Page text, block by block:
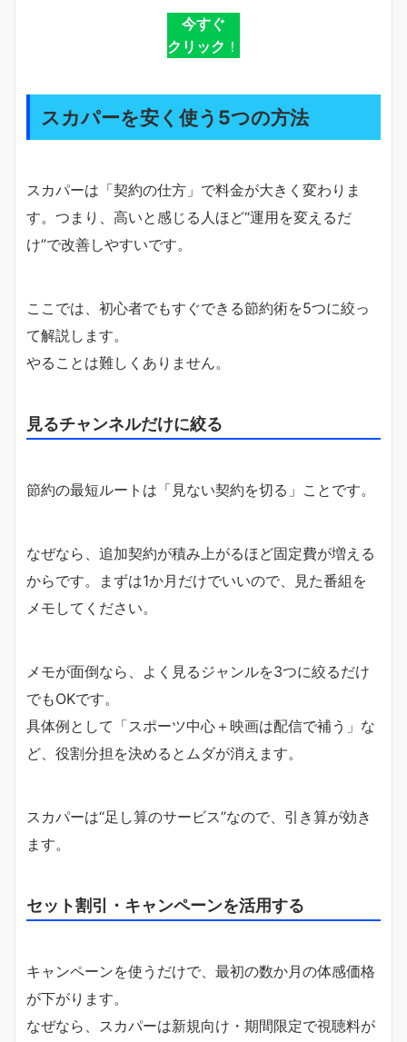
今すぐ
クリック ！
スカパーを安く使う5つの方法
スカパーは「契約の仕方」で料金が大きく変わりま
す。つまり、高いと感じる人ほど“運用を変えるだ
け”で改善しやすいです。
ここでは、初心者でもすぐできる節約術を5つに絞っ
て解説します。
やることは難しくありません。
見るチャンネルだけに絞る
節約の最短ルートは「見ない契約を切る」ことです。
なぜなら、追加契約が積み上がるほど固定費が増える
からです。まずは1か月だけでいいので、見た番組を
メモしてください。
メモが面倒なら、よく見るジャンルを3つに絞るだけ
でもOKです。
具体例として「スポーツ中心＋映画は配信で補う」な
ど、役割分担を決めるとムダが消えます。
スカパーは“足し算のサービス”なので、引き算が効き
ます。
セット割引・キャンペーンを活用する
キャンペーンを使うだけで、最初の数か月の体感価格
が下がります。
なぜなら、スカパーは新規向け・期間限定で視聴料が